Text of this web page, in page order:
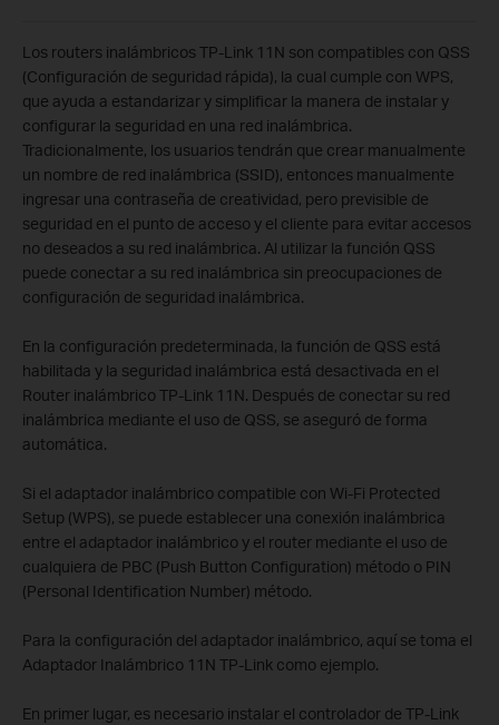
Los routers inalámbricos TP-Link 11N son compatibles con QSS
(Configuración de seguridad rápida), la cual cumple con WPS,
que ayuda a estandarizar y simplificar la manera de instalar y
configurar la seguridad en una red inalámbrica.
Tradicionalmente, los usuarios tendrán que crear manualmente
un nombre de red inalámbrica (SSID), entonces manualmente
ingresar una contraseña de creatividad, pero previsible de
seguridad en el punto de acceso y el cliente para evitar accesos
no deseados a su red inalámbrica. Al utilizar la función QSS
puede conectar a su red inalámbrica sin preocupaciones de
configuración de seguridad inalámbrica.
En la configuración predeterminada, la función de QSS está
habilitada y la seguridad inalámbrica está desactivada en el
Router inalámbrico TP-Link 11N. Después de conectar su red
inalámbrica mediante el uso de QSS, se aseguró de forma
automática.
Si el adaptador inalámbrico compatible con Wi-Fi Protected
Setup (WPS), se puede establecer una conexión inalámbrica
entre el adaptador inalámbrico y el router mediante el uso de
cualquiera de PBC (Push Button Configuration) método o PIN
(Personal Identification Number) método.
Para la configuración del adaptador inalámbrico, aquí se toma el
Adaptador Inalámbrico 11N TP-Link como ejemplo.
En primer lugar, es necesario instalar el controlador de TP-Link